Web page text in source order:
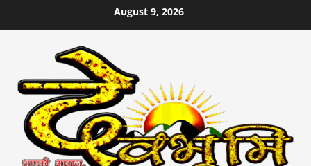
to
August 9, 2026